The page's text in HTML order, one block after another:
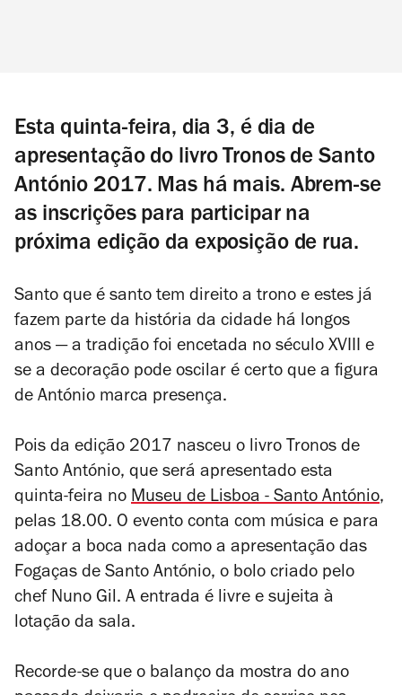
Esta quinta-feira, dia 3, é dia de
apresentação do livro Tronos de Santo
António 2017. Mas há mais. Abrem-se
as inscrições para participar na
próxima edição da exposição de rua.
Santo que é santo tem direito a trono e estes já
fazem parte da história da cidade há longos
anos — a tradição foi encetada no século XVIII e
se a decoração pode oscilar é certo que a figura
de António marca presença.
Pois da edição 2017 nasceu o livro Tronos de
Santo António, que será apresentado esta
quinta-feira no Museu de Lisboa - Santo António,
pelas 18.00. O evento conta com música e para
adoçar a boca nada como a apresentação das
Fogaças de Santo António, o bolo criado pelo
chef Nuno Gil. A entrada é livre e sujeita à
lotação da sala.
Recorde-se que o balanço da mostra do ano